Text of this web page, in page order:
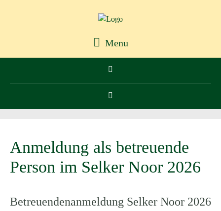
Menu
Anmeldung als betreuende
Person im Selker Noor 2026
Betreuendenanmeldung Selker Noor 2026